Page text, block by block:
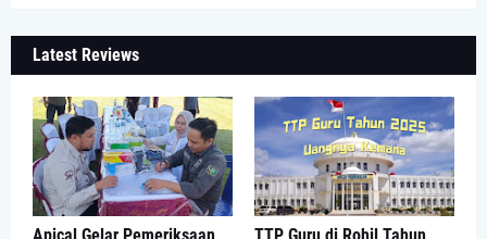
Latest Reviews